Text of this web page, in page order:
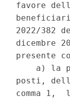
favore
2022/382
dicembre
presente
a) la
posti,
comma